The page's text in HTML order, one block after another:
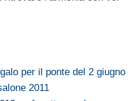
per il ponte del 2 giugno
2011